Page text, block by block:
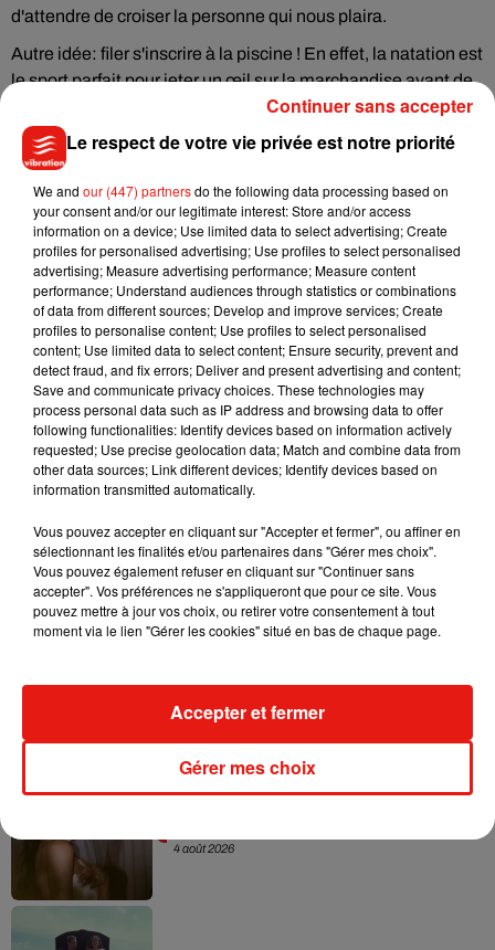
d'attendre de croiser la personne qui nous plaira.
Autre idée: filer s'inscrire à la piscine ! En effet, la natation est
le sport parfait pour jeter un œil sur la marchandise avant de
commencer quoi que ce soit. Même avant de sortir
ensemble, le corps de votre partenaire n’aura plus de secret
pour vous. Le tennis peut aussi permettre des rencontres. Il
suffit de choisir le bon adversaire et de poser quelques
questions entre chaque set. Si vous préférez la « zen attitude
», essayez le yoga. Dans cette ambiance apaisée, vous
craquerez peut-être sur votre voisin(e) de tapis !
Si vous en avez marre d’être célibataire, vous savez ce qu’il
vous reste à faire !
Musique
5 août 2026
Becky G sur son nouveau single
live session solaire
4 août 2026
Le respect de votre vie privée est notre priorité
We and our (447) partnersdo the following data processing based on
your consent and/or our legitimate interest: Store and/or access
information on a device; Use limited data to select advertising; Create
profiles for personalised advertising; Use profiles to select personalised
advertising; Measure advertising performance; Measure content
performance; Understand audiences through statistics or combinations
of data from different sources; Develop and improve services; Create
profiles to personalise content; Use profiles to select personalised
content; Use limited data to select content; Ensure security, prevent and
detect fraud, and fix errors; Deliver and present advertising and content;
Save and communicate privacy choices. These technologies may
process personal data such as IP address and browsing data to offer
following functionalities: Identify devices based on information actively
requested; Use precise geolocation data; Match and combine data from
other data sources; Link different devices; Identify devices based on
information transmitted automatically.
Vous pouvez accepter en cliquant sur "Accepter et fermer", ou affiner en
sélectionnant les finalités et/ou partenaires dans "Gérer mes choix".
Vous pouvez également refuser en cliquant sur "Continuer sans
accepter". Vos préférences ne s'appliqueront que pour ce site. Vous
pouvez mettre à jour vos choix, ou retirer votre consentement à tout
moment via le lien "Gérer les cookies" situé en bas de chaque page.
Gérer mes choix
Accepter et fermer
Continuer sans accepter